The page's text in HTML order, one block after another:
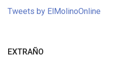
Tweets by ElMolinoOnline
EXTRAÑO